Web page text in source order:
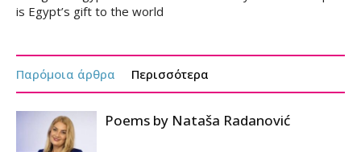
is Egypt’s gift to the world
Παρόμοια άρθρα Περισσότερα
Poems by Nataša Radanović